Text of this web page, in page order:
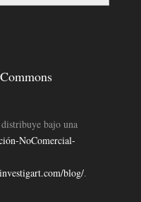
bajo una
NoComercial-
blog/.